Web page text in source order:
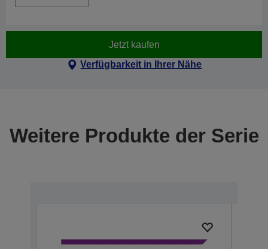
Jetzt kaufen
Verfügbarkeit in Ihrer Nähe
Weitere Produkte der Serie